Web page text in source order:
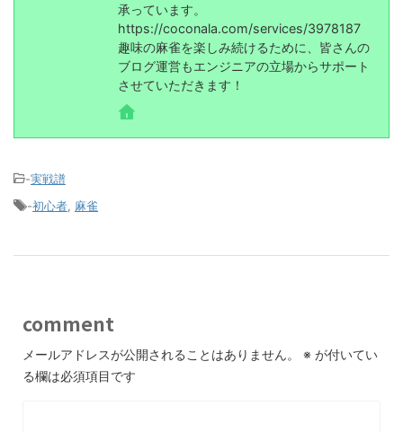
承っています。
https://coconala.com/services/3978187
趣味の麻雀を楽しみ続けるために、皆さんの
ブログ運営もエンジニアの立場からサポート
させていただきます！
-実戦譜
-初心者 麻雀
comment
メールアドレスが公開されることはありません。 ※ が付いてい
る欄は必須項目です